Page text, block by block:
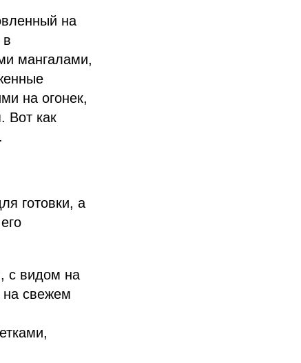
на
в
мангалами,
на огонек,
Вот как
готовки, а
с видом на
свежем